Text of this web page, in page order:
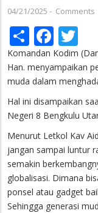
04/21/2025 - Comments
Share
Komandan Kodim
Han. menyampaikan
muda dalam
Hal ini disampaikan
Negeri 8 Bengkulu
Menurut Letkol Kav
jangan sampai luntur
semakin
globalisasi. Dimana
ponsel atau gadget
Sehingga generasi